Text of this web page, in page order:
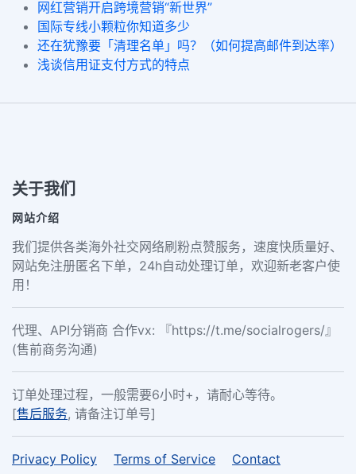
网红营销开启跨境营销“新世界”
国际专线小颗粒你知道多少
还在犹豫要「清理名单」吗？（如何提高邮件到达率）
浅谈信用证支付方式的特点
关于我们
网站介绍
我们提供各类海外社交网络刷粉点赞服务，速度快质量好、
网站免注册匿名下单，24h自动处理订单，欢迎新老客户使
用！
代理、API分销商 合作vx: 『https://t.me/socialrogers/』
(售前商务沟通)
订单处理过程，一般需要6小时+，请耐心等待。
[售后服务, 请备注订单号]
Privacy Policy Terms of Service Contact